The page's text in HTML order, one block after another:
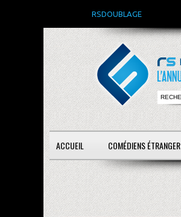
RSDOUBLAGE
ACCUEIL COMÉDIENS